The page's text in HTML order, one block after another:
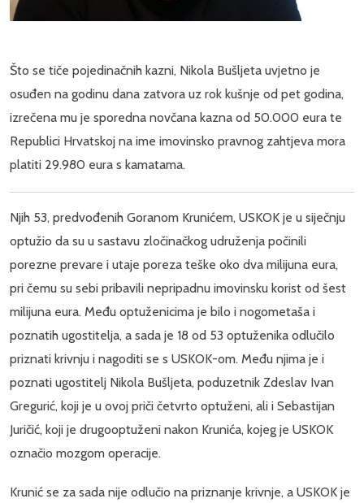
Što se tiče pojedinačnih kazni, Nikola Bušljeta uvjetno je
osuđen na godinu dana zatvora uz rok kušnje od pet godina,
izrečena mu je sporedna novčana kazna od 50.000 eura te
Republici Hrvatskoj na ime imovinsko pravnog zahtjeva mora
platiti 29.980 eura s kamatama.
Njih 53, predvođenih Goranom Krunićem, USKOK je u siječnju
optužio da su u sastavu zločinačkog udruženja počinili
porezne prevare i utaje poreza teške oko dva milijuna eura,
pri čemu su sebi pribavili nepripadnu imovinsku korist od šest
milijuna eura. Među optuženicima je bilo i nogometaša i
poznatih ugostitelja, a sada je 18 od 53 optuženika odlučilo
priznati krivnju i nagoditi se s USKOK-om. Među njima je i
poznati ugostitelj Nikola Bušljeta, poduzetnik Zdeslav Ivan
Gregurić, koji je u ovoj priči četvrto optuženi, ali i Sebastijan
Juričić, koji je drugooptuženi nakon Krunića, kojeg je USKOK
označio mozgom operacije.
Krunić se za sada nije odlučio na priznanje krivnje, a USKOK je